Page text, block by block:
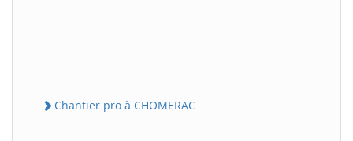
Chantier pro à CHOMERAC